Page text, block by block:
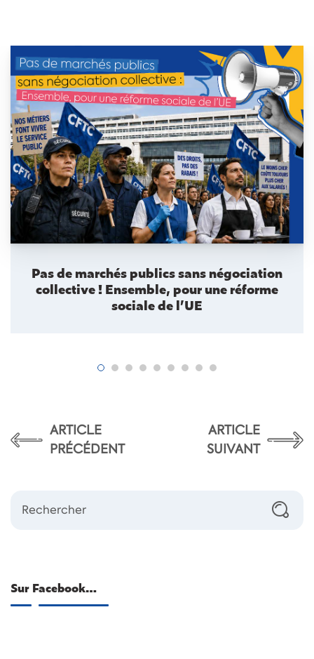
Pas de marchés publics sans négociation
collective ! Ensemble, pour une réforme
sociale de l’UE
ARTICLE
PRÉCÉDENT
ARTICLE
SUIVANT
Sur Facebook…